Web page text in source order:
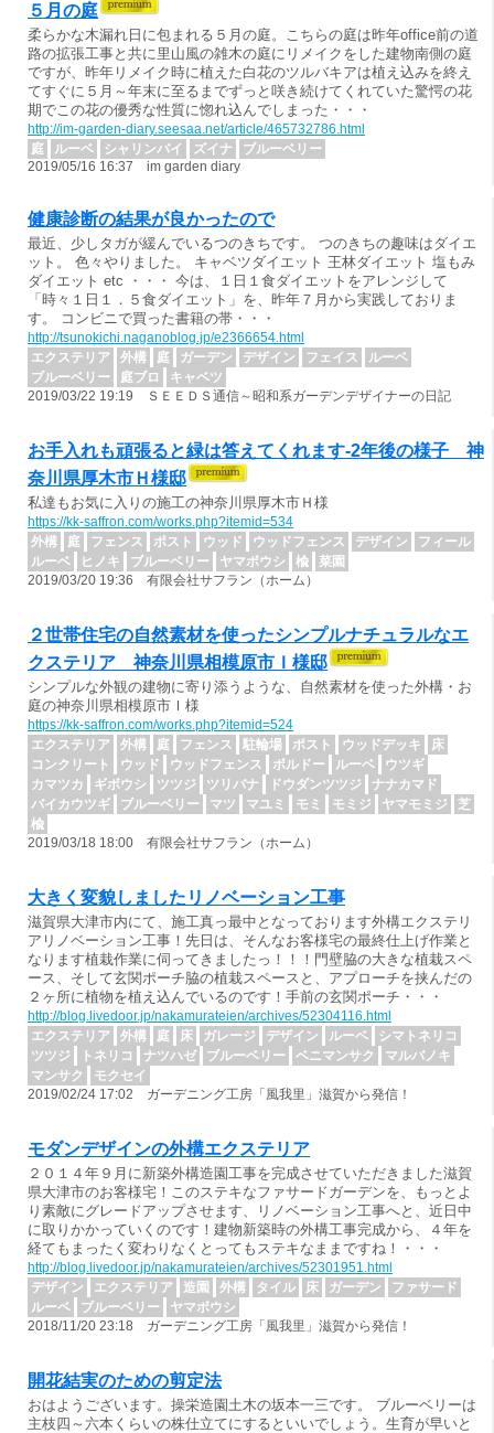
５月の庭
柔らかな木漏れ日に包まれる５月の庭。こちらの庭は昨年office前の道
路の拡張工事と共に里山風の雑木の庭にリメイクをした建物南側の庭
ですが、昨年リメイク時に植えた白花のツルバキアは植え込みを終え
てすぐに５月～年末に至るまでずっと咲き続けてくれていた驚愕の花
期でこの花の優秀な性質に惚れ込んでしまった・・・
http://im-garden-diary.seesaa.net/article/465732786.html
庭
ルーベ シャリンバイ ズイナ
ブルーベリー
2019/05/16 16:37 im garden diary
健康診断の結果が良かったので
最近、少しタガが緩んでいるつのきちです。 つのきちの趣味はダイエ
ット。 色々やりました。 キャベツダイエット 王林ダイエット 塩もみ
ダイエット etc ・・・ 今は、１日１食ダイエットをアレンジして
「時々１日１．５食ダイエット」を、昨年７月から実践しておりま
す。 コンビニで買った書籍の帯・・・
http://tsunokichi.naganoblog.jp/e2366654.html
エクステリア
外構 庭 ガーデン デザイン フェイス
ルーベ
ブルーベリー
庭ブロ
キャベツ
2019/03/22 19:19 ＳＥＥＤＳ通信～昭和系ガーデンデザイナーの日記
お手入れも頑張ると緑は答えてくれます‐2年後の様子 神
奈川県厚木市Ｈ様邸
私達もお気に入りの施工の神奈川県厚木市Ｈ様
https://kk-saffron.com/works.php?itemid=534
外構
庭 フェンス ポスト ウッド ウッドフェンス デザイン
フィール
ルーベ
ヒノキ ブルーベリー ヤマボウシ 楡
菜園
2019/03/20 19:36 有限会社サフラン（ホーム）
２世帯住宅の自然素材を使ったシンプルナチュラルなエ
クステリア 神奈川県相模原市Ｉ様邸
シンプルな外観の建物に寄り添うような、自然素材を使った外構・お
庭の神奈川県相模原市Ｉ様
https://kk-saffron.com/works.php?itemid=524
エクステリア
外構 庭 フェンス 駐輪場 ポスト ウッドデッキ
床
コンクリート
ウッド ウッドフェンス ボルドー ルーベ
ウツギ
カマツカ
ギボウシ ツツジ ツリバナ ドウダンツツジ
ナナカマド
バイカウツギ
ブルーベリー マツ マユミ モミ モミジ ヤマモミジ
芝
楡
2019/03/18 18:00 有限会社サフラン（ホーム）
大きく変貌しましたリノベーション工事
滋賀県大津市内にて、施工真っ最中となっております外構エクステリ
アリノベーション工事！先日は、そんなお客様宅の最終仕上げ作業と
なります植栽作業に伺ってきましたっ！！！門壁脇の大きな植栽スペ
ース、そして玄関ポーチ脇の植栽スペースと、アプローチを挟んだの
２ヶ所に植物を植え込んでいるのです！手前の玄関ポーチ・・・
http://blog.livedoor.jp/nakamurateien/archives/52304116.html
エクステリア
外構 庭 床 ガレージ デザイン ルーベ
シマトネリコ
ツツジ
トネリコ ナツハゼ ブルーベリー ベニマンサク
マルバノキ
マンサク
モクセイ
2019/02/24 17:02 ガーデニング工房「風我里」滋賀から発信！
モダンデザインの外構エクステリア
２０１４年９月に新築外構造園工事を完成させていただきました滋賀
県大津市のお客様宅！このステキなファサードガーデンを、もっとよ
り素敵にグレードアップさせます、リノベーション工事へと、近日中
に取りかかっていくのです！建物新築時の外構工事完成から、４年を
経てもまったく変わりなくとってもステキなままですね！・・・
http://blog.livedoor.jp/nakamurateien/archives/52301951.html
デザイン
エクステリア 造園 外構 タイル 床 ガーデン
ファサード
ルーベ
ブルーベリー
ヤマボウシ
2018/11/20 23:18 ガーデニング工房「風我里」滋賀から発信！
開花結実のための剪定法
おはようございます。操栄造園土木の坂本一三です。 ブルーベリーは
主枝四～六本くらいの株仕立てにするといいでしょう。生育が早いと